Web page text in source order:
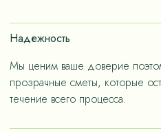
счет дизайнерских
«медленную моду».
Надежность
Мы ценим ваше доверие
прозрачные сметы, которые
течение всего процесса.